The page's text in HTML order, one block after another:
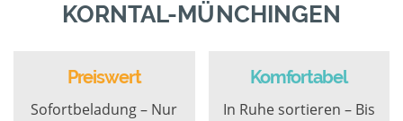
KORNTAL-MÜNCHINGEN
Preiswert
Sofortbeladung – Nur
Komfortabel
In Ruhe sortieren – Bis